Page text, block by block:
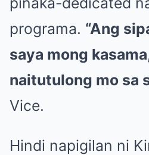
programa. “Ang
saya mong
naitutulong mo sa
Vice.
Hindi napigilan ni